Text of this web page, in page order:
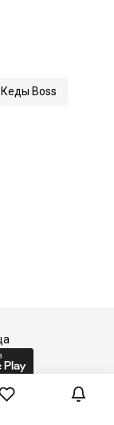
Кеды Boss
store.